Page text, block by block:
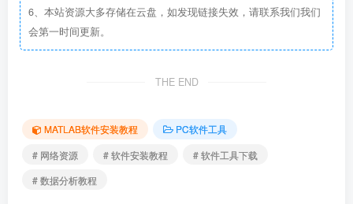
6、本站资源大多存储在云盘，如发现链接失效，请联系我们我们
会第一时间更新。
THE END
MATLAB软件安装教程
PC软件工具
# 网络资源
# 软件安装教程
# 软件工具下载
# 数据分析教程